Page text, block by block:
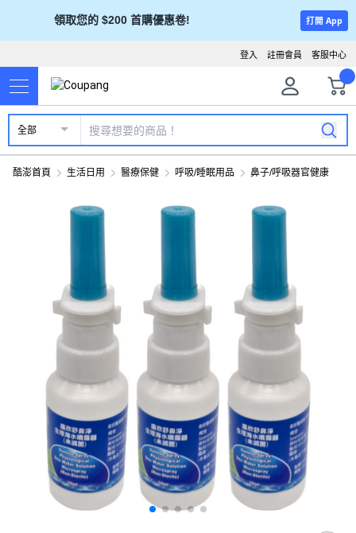
領取您的 $200 首購優惠卷! 打開 App
客服中心
註冊會員
登入
全部
酷澎首頁 生活日用 醫療保健 呼吸/睡眠用品 鼻子/呼吸器官健康